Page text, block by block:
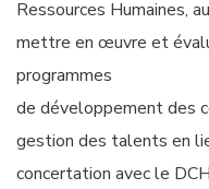
Ressources Humaines,
mettre en œuvre et
programmes
de développement des
gestion des talents en
concertation avec le